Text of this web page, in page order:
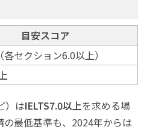
目安スコア
セクション6.0以上）
）はIELTS7.0以上を求める場
最低基準も、2024年からは